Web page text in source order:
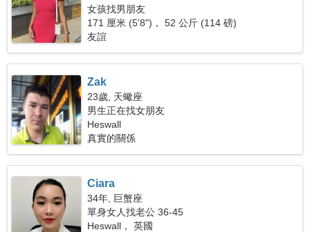
女孩找男朋友
171 厘米 (5'8")， 52 公斤 (114 磅)
友誼
Zak
23歲, 天蠍座
男生正在找女朋友
Heswall
真實的關係
Ciara
34年, 巨蟹座
單身女人找老公 36-45
Heswall， 英國